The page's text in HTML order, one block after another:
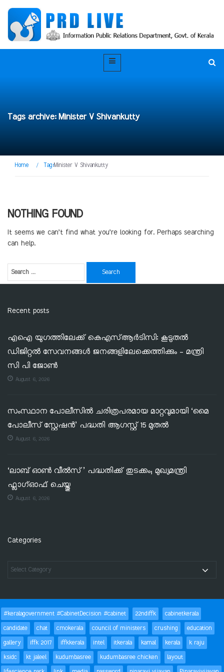
Tags archive: Minister V Shivankutty
Home / Tag:Minister V Shivankutty
NOTHING FOUND
It seems we can’t find what you’re looking for. Perhaps searching
can help.
Recent posts
എഐ യുഗത്തിലേക്ക് കെഎസ്ആർടിസി: കൂടുതൽ
ഡിജിറ്റൽ സേവനങ്ങൾ ജനങ്ങളിലേക്കെത്തിക്കും – മന്ത്രി
സി പി ജോൺ
August 6, 2026
സംസ്ഥാന പോലീസിൽ ചരിത്രപരമായ മാറ്റവുമായി ‘മൈ
പോലീസ് സ്റ്റേഷൻ’ പദ്ധതി ആഗസ്റ്റ് 15 മുതൽ
August 6, 2026
‘ലാബ് ഓൺ വീൽസ്’ പദ്ധതിക്ക് തുടക്കം; മുഖ്യമന്ത്രി
ഫ്ലാഗ്ഓഫ് ചെയ്തു
August 6, 2026
Categories
#keralagovernment #CabinetDecision #cabinet 22ndiffk
cabinetkerala
candidate
chat cmokerala council of ministers crushing
education
gallery
iffk 2017 iffkkerala intel itkerala kamal kerala
k raju
ksidc
kt jaleel kudumbasree kudumbasree chicken
layout